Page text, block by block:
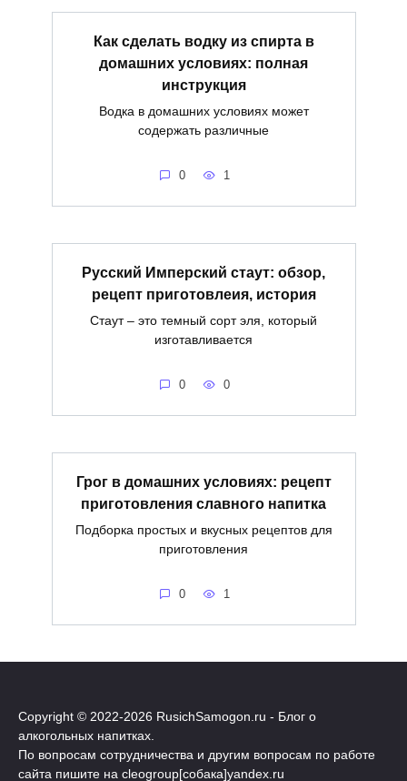
Как сделать водку из спирта в
домашних условиях: полная
инструкция
Водка в домашних условиях может
содержать различные
0 1
Русский Имперский стаут: обзор,
рецепт приготовлеия, история
Стаут – это темный сорт эля, который
изготавливается
0 0
Грог в домашних условиях: рецепт
приготовления славного напитка
Подборка простых и вкусных рецептов для
приготовления
0 1
Copyright © 2022-2026 RusichSamogon.ru - Блог о
алкогольных напитках.
По вопросам сотрудничества и другим вопросам по работе
сайта пишите на cleogroup[собака]yandex.ru